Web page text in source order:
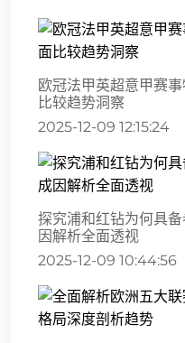
欧冠法甲英超意甲赛
比较趋势洞察
2025-12-09 12:15:24
探究浦和红钻为何具
因解析全面透视
2025-12-09 10:44:56